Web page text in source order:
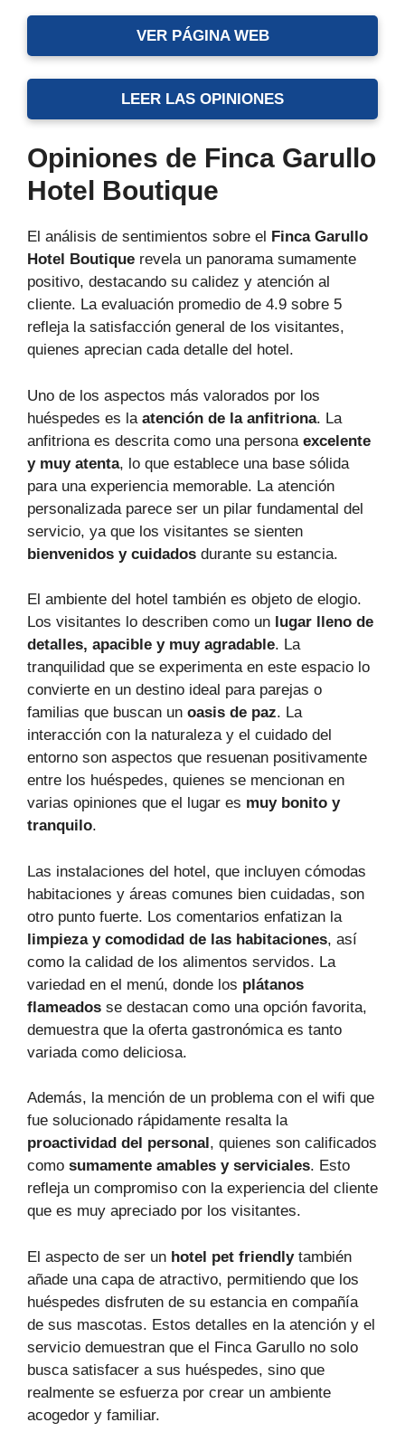
VER PÁGINA WEB
LEER LAS OPINIONES
Opiniones de Finca Garullo
Hotel Boutique
El análisis de sentimientos sobre el
Finca Garullo
Hotel Boutique revela un panorama sumamente
positivo, destacando su calidez y atención al
cliente. La evaluación promedio de 4.9 sobre 5
refleja la satisfacción general de los visitantes,
quienes aprecian cada detalle del hotel.
Uno de los aspectos más valorados por los
huéspedes es la atención de la anfitriona. La
anfitriona es descrita como una persona excelente
y muy atenta, lo que establece una base sólida
para una experiencia memorable. La atención
personalizada parece ser un pilar fundamental del
servicio, ya que los visitantes se sienten
bienvenidos y cuidados durante su estancia.
El ambiente del hotel también es objeto de elogio.
Los visitantes lo describen como un lugar lleno de
detalles, apacible y muy agradable. La
tranquilidad que se experimenta en este espacio lo
convierte en un destino ideal para parejas o
familias que buscan un oasis de paz. La
interacción con la naturaleza y el cuidado del
entorno son aspectos que resuenan positivamente
entre los huéspedes, quienes se mencionan en
varias opiniones que el lugar es muy bonito y
tranquilo.
Las instalaciones del hotel, que incluyen cómodas
habitaciones y áreas comunes bien cuidadas, son
otro punto fuerte. Los comentarios enfatizan la
limpieza y comodidad de las habitaciones, así
como la calidad de los alimentos servidos. La
variedad en el menú, donde los plátanos
flameados se destacan como una opción favorita,
demuestra que la oferta gastronómica es tanto
variada como deliciosa.
Además, la mención de un problema con el wifi que
fue solucionado rápidamente resalta la
proactividad del personal , quienes son calificados
como sumamente amables y serviciales. Esto
refleja un compromiso con la experiencia del cliente
que es muy apreciado por los visitantes.
El aspecto de ser un hotel pet friendlytambién
añade una capa de atractivo, permitiendo que los
huéspedes disfruten de su estancia en compañía
de sus mascotas. Estos detalles en la atención y el
servicio demuestran que el Finca Garullo no solo
busca satisfacer a sus huéspedes, sino que
realmente se esfuerza por crear un ambiente
acogedor y familiar.